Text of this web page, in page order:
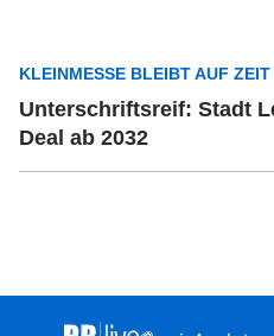
KLEINMESSE BLEIBT AUF ZEIT
Unterschriftsreif: Stadt
Deal ab 2032